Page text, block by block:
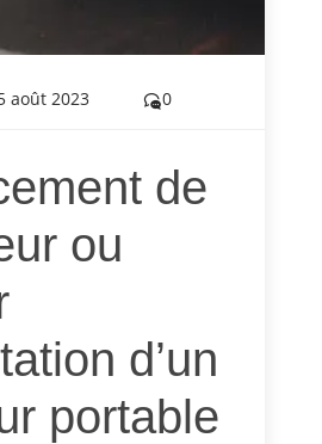
août 2023 0
de
ou
d’un
portable